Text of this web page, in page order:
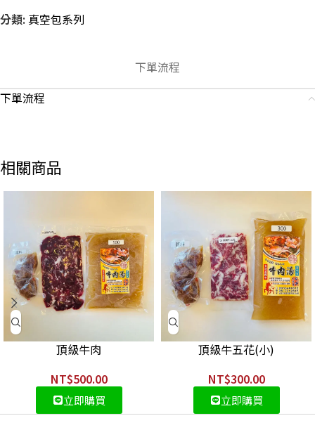
分類: 真空包系列
下單流程
下單流程
相關商品
頂級牛肉
NT$500.00
立即購買
頂級牛五花(小)
NT$300.00
立即購買